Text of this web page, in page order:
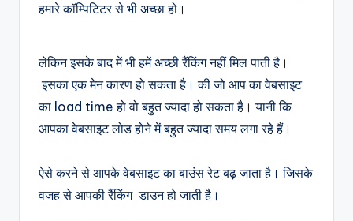
हमारे कॉम्पिटिटर से भी अच्छा हो।
लेकिन इसके बाद में भी हमें अच्छी रैंकिंग नहीं मिल पाती है।
इसका एक मेन कारण हो सकता है। की जो आप का वेबसाइट
का load time हो वो बहुत ज्यादा हो सकता है। यानी कि
आपका वेबसाइट लोड होने में बहुत ज्यादा समय लगा रहे हैं।
ऐसे करने से आपके वेबसाइट का बाउंस रेट बढ़ जाता है। जिसके
वजह से आपकी रैंकिंग डाउन हो जाती है।